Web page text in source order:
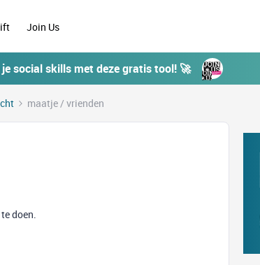
Join Us
social skills met deze gratis tool! 🚀
maatje / vrienden
doen.